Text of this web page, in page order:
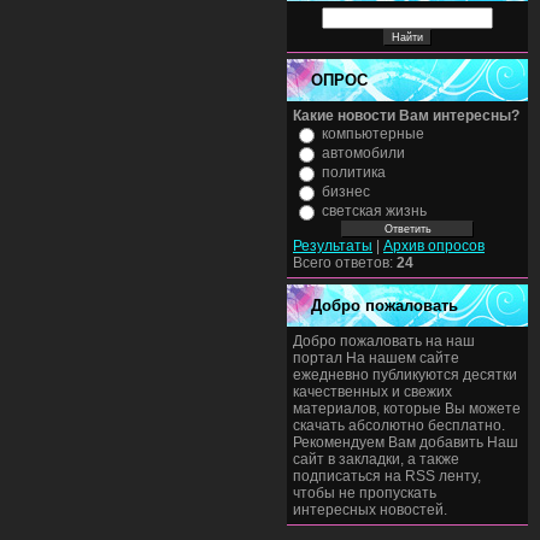
ОПРОС
Какие новости Вам интересны?
компьютерные
автомобили
политика
бизнес
светская жизнь
Результаты
Архив опросов
Всего ответов: 24
Добро пожаловать
Добро пожаловать на наш
портал На нашем сайте
ежедневно публикуются десятки
качественных и свежих
материалов, которые Вы можете
скачать абсолютно бесплатно.
Рекомендуем Вам добавить Наш
сайт в закладки, а также
подписаться на RSS ленту,
чтобы не пропускать
интересных новостей.